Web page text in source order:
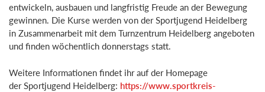
entwickeln, ausbauen und langfristig Freude an der Bewegung
gewinnen. Die Kurse werden von der Sportjugend Heidelberg
in Zusammenarbeit mit dem Turnzentrum Heidelberg angeboten
und finden wöchentlich donnerstags statt.
Weitere Informationen findet ihr auf der Homepage
der Sportjugend Heidelberg: https://www.sportkreis-